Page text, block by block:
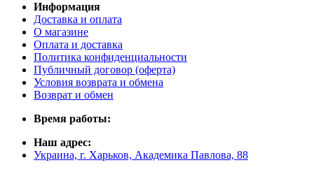
Информация
Доставка и оплата
О магазине
Оплата и доставка
Политика конфиденциальности
Публичный договор (оферта)
Условия возврата и обмена
Возврат и обмен
Время работы:
Наш адрес:
Украина, г. Харьков, Академика Павлова, 88